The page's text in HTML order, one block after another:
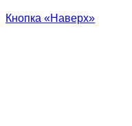
Кнопка «Наверх»